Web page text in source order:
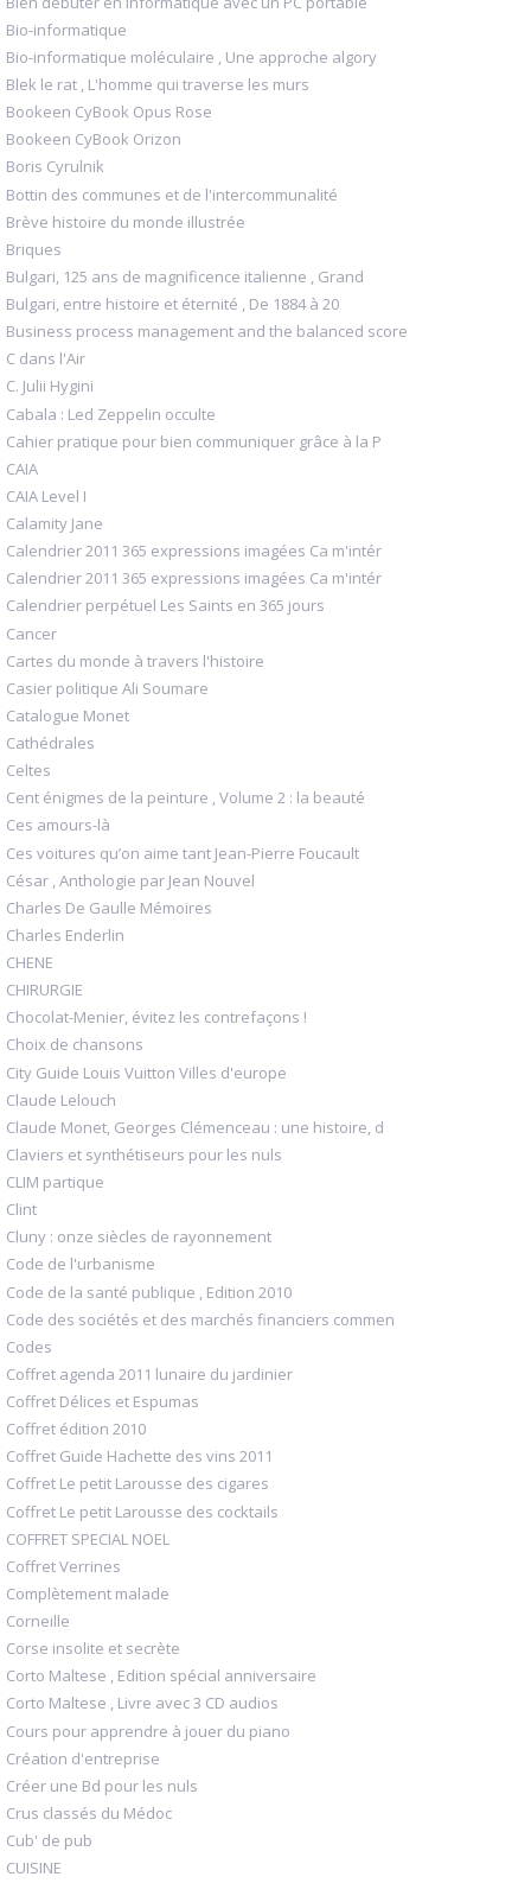
Bio-informatique
Bio-informatique moléculaire , Une approche algory
Blek le rat , L'homme qui traverse les murs
Bookeen CyBook Opus Rose
Bookeen CyBook Orizon
Boris Cyrulnik
Bottin des communes et de l'intercommunalité
Brève histoire du monde illustrée
Briques
Bulgari, 125 ans de magnificence italienne , Grand
Bulgari, entre histoire et éternité , De 1884 à 20
Business process management and the balanced score
C dans l'Air
C. Julii Hygini
Cabala : Led Zeppelin occulte
Cahier pratique pour bien communiquer grâce à la P
CAIA
CAIA Level I
Calamity Jane
Calendrier 2011 365 expressions imagées Ca m'intér
Calendrier 2011 365 expressions imagées Ca m'intér
Calendrier perpétuel Les Saints en 365 jours
Cancer
Cartes du monde à travers l'histoire
Casier politique Ali Soumare
Catalogue Monet
Cathédrales
Celtes
Cent énigmes de la peinture , Volume 2 : la beauté
Ces amours-là
Ces voitures qu’on aime tant Jean-Pierre Foucault
César , Anthologie par Jean Nouvel
Charles De Gaulle Mémoires
Charles Enderlin
CHENE
CHIRURGIE
Chocolat-Menier, évitez les contrefaçons !
Choix de chansons
City Guide Louis Vuitton Villes d'europe
Claude Lelouch
Claude Monet, Georges Clémenceau : une histoire, d
Claviers et synthétiseurs pour les nuls
CLIM partique
Clint
Cluny : onze siècles de rayonnement
Code de l'urbanisme
Code de la santé publique , Edition 2010
Code des sociétés et des marchés financiers commen
Codes
Coffret agenda 2011 lunaire du jardinier
Coffret Délices et Espumas
Coffret édition 2010
Coffret Guide Hachette des vins 2011
Coffret Le petit Larousse des cigares
Coffret Le petit Larousse des cocktails
COFFRET SPECIAL NOEL
Coffret Verrines
Complètement malade
Corneille
Corse insolite et secrète
Corto Maltese , Edition spécial anniversaire
Corto Maltese , Livre avec 3 CD audios
Cours pour apprendre à jouer du piano
Création d'entreprise
Créer une Bd pour les nuls
Crus classés du Médoc
Cub' de pub
CUISINE